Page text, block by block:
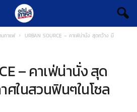
กาแฟ
URBAN SOURCE – คาเฟ่น่านั่ง สุดกว้าง มี
– คาเฟ่น่านั่ง สุด
ศในสวนฟินๆในโซล